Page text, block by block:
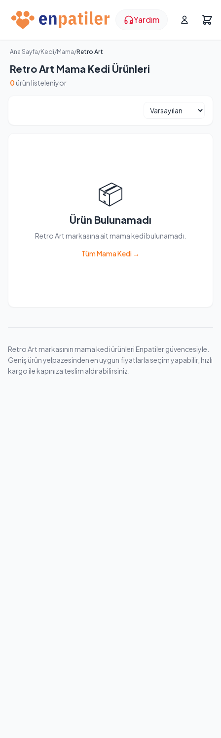
Yardım
Ana Sayfa/Kedi/Mama/Retro Art
Retro Art Mama Kedi Ürünleri
0 ürün listeleniyor
📦
Ürün Bulunamadı
Retro Art markasına ait mama kedi bulunamadı.
Tüm Mama Kedi →
Retro Art markasının mama kedi ürünleri Enpatiler güvencesiyle.
Geniş ürün yelpazesinden en uygun fiyatlarla seçim yapabilir, hızlı
kargo ile kapınıza teslim aldırabilirsiniz.